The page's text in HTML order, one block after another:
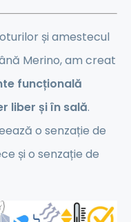
și amestecul
Merino, am creat
funcțională
liber și în sală.
o senzație de
și o senzație de